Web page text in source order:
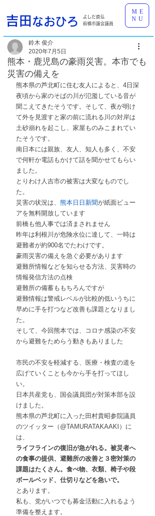
ME
NU
吉田 なおひろ
よしだ直弘
前橋市議会議員
熊本・鹿児島の豪雨災害。本市でも
災害の備えを
鈴木 俊介
2020年7月5日
熊本県の芦北町に住む友人によると、4日深
夜頃から家のそばの川が氾濫している音が
聞こえてきたそうです。そして、夜が明け
て外を見渡すと家の前に流れる川の対岸は
土砂崩れを起こし、家屋ものみこまれてい
たそうです。
南日本には親族、友人、知人も多く、不安
で何軒か電話もかけて話を聞かせてもらい
ました。
とりわけ人吉市の被害は大変なものでし
た。
災害の状況は、 熊本日日新聞が紙面ビュー
アを無料開放しています
前橋も他人事では済まされません
昨年は利根川が危険水位に達して、一時は
避難者が約900名でたわけです。
豪雨災害の備えを急ぐ必要があります
避難所情報などを知らせる方法、災害時の
情報発信方法の点検
避難所の備蓄ももちろんですが
避難情報は警戒レベルが比較的低いうちに
早めに手を打つなど改善も課題となりまし
た。
そして、今回熊本では、コロナ感染の不安
から避難をためらう動きもありました
市民の不安を軽減する、医療・検査の道を
広げていくことも今から手を打ってほし
い。
日本共産党も、国会議員団が対策本部を設
けました。
熊本県の芦北町に入った田村貴昭参院議員
のツイッター（@TAMURATAKAAKI）に
は、
ライフラインの復旧が急がれる。被災者へ
の食事の提供、避難所の改善と３密対策の
課題はたくさん。食べ物、衣類、椅子や段
ボールベッド、仕切りなどを急いで。
とあります。
私も、党がいつでも募金活動に入れるよう
準備を整えます。